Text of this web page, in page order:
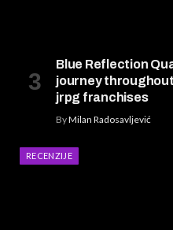
Blue Reflection
journey
jrpg franchises
ByMilan Radosavljević
RECENZIJE